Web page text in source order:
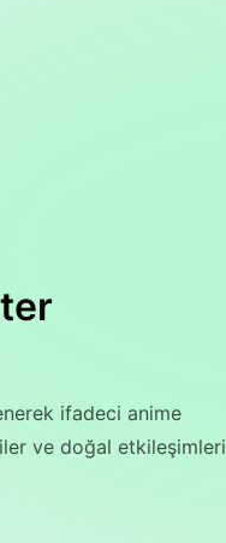
ifadeci anime
ve doğal etkileşimleri